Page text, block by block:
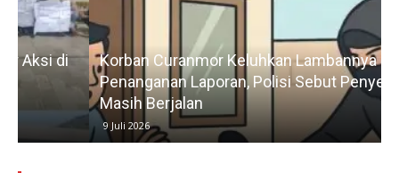
Korban Curanmor Keluhkan Lambannya
Penanganan Laporan, Polisi Sebut Penyelidikan
Masih Berjalan
9 Juli 2026